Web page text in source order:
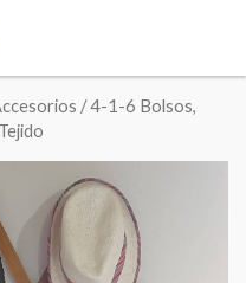
/4-1-6 Bolsos,